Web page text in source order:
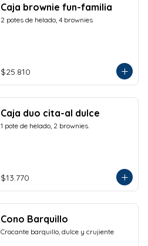
Caja brownie fun-familia
2 potes de helado, 4 brownies
$25.810
Caja duo cita-al dulce
1 pote de helado, 2 brownies.
$13.770
Cono Barquillo
Crocante barquillo, dulce y crujiente